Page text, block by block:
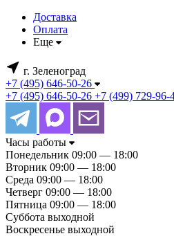
Доставка
Оплата
Еще
г. Зеленоград
+7 (495) 646-50-26
+7 (495) 646-50-26 +7 (499) 729-96-
Часы работы
Понедельник 09:00 — 18:00
Вторник 09:00 — 18:00
Среда 09:00 — 18:00
Четверг 09:00 — 18:00
Пятница 09:00 — 18:00
Суббота выходной
Воскресенье выходной